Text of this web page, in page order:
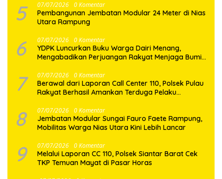
5 07/07/2026 0 Komentar
Pembangunan Jembatan Modular 24 Meter di Nias
Utara Rampung
6 07/07/2026 0 Komentar
YDPK Luncurkan Buku Warga Dairi Menang,
Mengabadikan Perjuangan Rakyat Menjaga Bumi
7 07/07/2026 0 Komentar
Berawal dari Laporan Call Center 110, Polsek Pulau
Rakyat Berhasil Amankan Terduga Pelaku
8 07/07/2026 0 Komentar
Jembatan Modular Sungai Fauro Faete Rampung,
Mobilitas Warga Nias Utara Kini Lebih Lancar
9 07/07/2026 0 Komentar
Melalui Laporan CC 110, Polsek Siantar Barat Cek
TKP Temuan Mayat di Pasar Horas